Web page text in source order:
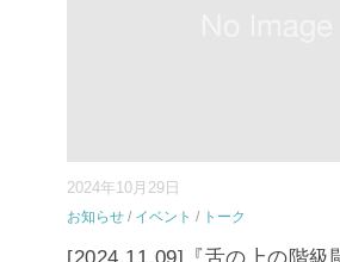
2024年10月29日
お知らせ / イベント / トーク